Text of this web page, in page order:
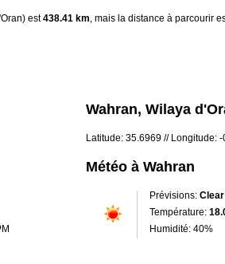
est438.41 km, mais la distance à parcourir
Wahran, Wilaya
Latitude: 35.6969 // Longitude:
Météo à Wahran
Prévisions:
Température:
Humidité: 40%